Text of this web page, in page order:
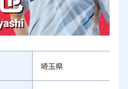
埼玉県